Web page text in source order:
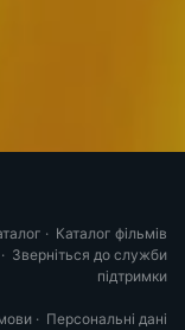
· Каталог фільмів
· Зверніться до служби
підтримки
· Персональні дані